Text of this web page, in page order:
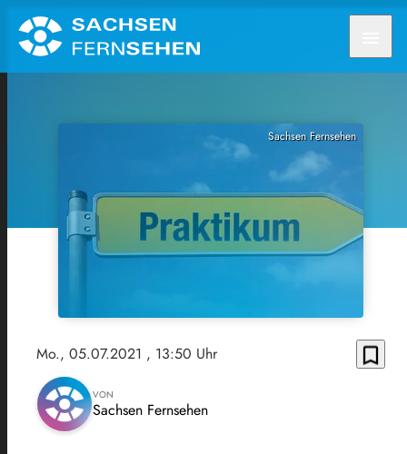
Sachsen Fernsehen
Mo., 05.07.2021 , 13:50 Uhr bookmark_border
VON
Sachsen Fernsehen